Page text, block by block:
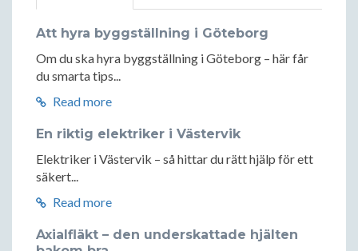
Att hyra byggställning i Göteborg
Om du ska hyra byggställning i Göteborg – här får
du smarta tips...
Read more
En riktig elektriker i Västervik
Elektriker i Västervik – så hittar du rätt hjälp för ett
säkert...
Read more
Axialfläkt – den underskattade hjälten